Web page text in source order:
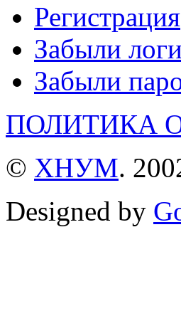
Регистрация
Забыли
Забыли
ПОЛИТИКА
© ХНУМ.
Designed by